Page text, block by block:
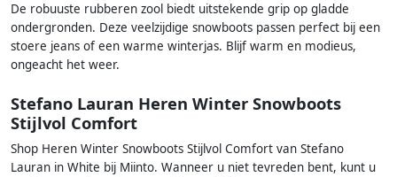
De robuuste rubberen zool biedt uitstekende grip op gladde
ondergronden. Deze veelzijdige snowboots passen perfect bij een
stoere jeans of een warme winterjas. Blijf warm en modieus,
ongeacht het weer.
Stefano Lauran Heren Winter Snowboots
Stijlvol Comfort
Shop Heren Winter Snowboots Stijlvol Comfort van Stefano
Lauran in White bij Miinto. Wanneer u niet tevreden bent, kunt u